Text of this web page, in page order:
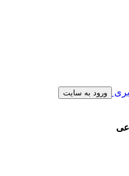
ورود به سایت